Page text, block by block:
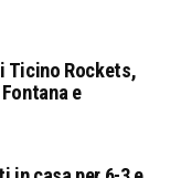
Ticino Rockets,
e